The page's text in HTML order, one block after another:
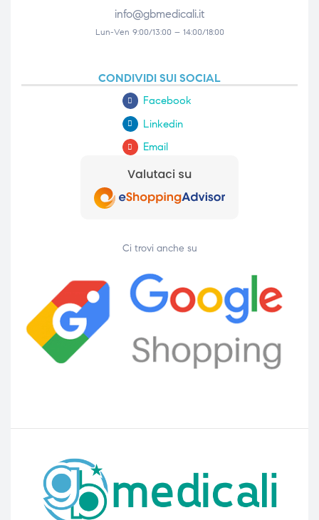
info@gbmedicali.it
Lun-Ven 9:00/13:00 – 14:00/18:00
CONDIVIDI SUI SOCIAL
Facebook
Linkedin
Email
Ci trovi anche su